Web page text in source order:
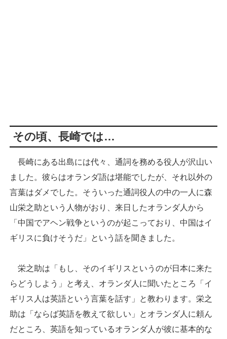
その頃、長崎では…
長崎にある出島には代々、通詞を務める役人が沢山い
ました。彼らはオランダ語は堪能でしたが、それ以外の
言葉はダメでした。そういった通詞役人の中の一人に森
山栄之助という人物がおり、来日したオランダ人から
「中国でアヘン戦争というのが起こっており、中国はイ
ギリスに負けそうだ」という話を聞きました。
栄之助は「もし、そのイギリスというのが日本に来た
らどうしよう」と考え、オランダ人に聞いたところ「イ
ギリス人は英語という言葉を話す」と教わります。栄之
助は「ならば英語を教えて欲しい」とオランダ人に頼ん
だところ、英語を知っているオランダ人が彼に基本的な